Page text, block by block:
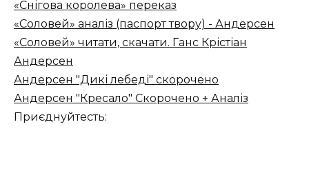
«Снігова королева» переказ
«Соловей» аналіз (паспорт твору) - Андерсен
«Соловей» читати, скачати. Ганс Крістіан
Андерсен
Андерсен "Дикі лебеді" скорочено
Андерсен "Кресало" Скорочено + Аналіз
Приєднуйтесть: